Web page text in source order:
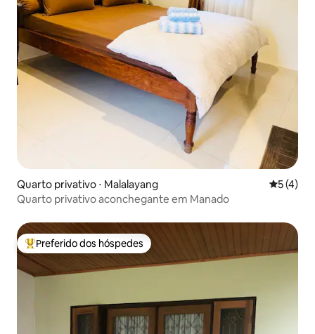
Quarto privativo ⋅ Malalayang 5 de
5 (4)
Quarto privativo aconchegante em Manado
Entre os melhores preferidos dos hóspedes
Preferido dos hóspedes